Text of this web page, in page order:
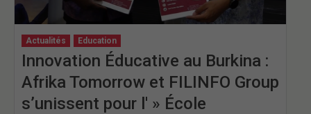
Actualités Education
Innovation Éducative au Burkina :
Afrika Tomorrow et FILINFO Group
s’unissent pour l' » École